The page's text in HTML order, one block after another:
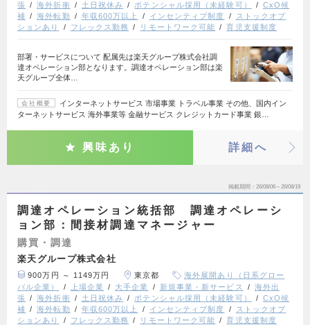
張
海外折衝 土日祝休み ポテンシャル採用（未経験可）
CxO候
補
海外転勤 年収600万以上 インセンティブ制度
ストックオプ
ションあり
フレックス勤務 リモートワーク可能 育児支援制度
部署・サービスについて 配属先は楽天グループ株式会社調
達オペレーション部となります。調達オペレーション部は楽
天グループ全体…
会社概要
インターネットサービス 市場事業 トラベル事業 その他、国内イン
ターネットサービス 海外事業等 金融サービス クレジットカード事業 銀…
興味あり 詳細へ
掲載期間 26/08/06～26/08/19
調達オペレーション統括部 調達オペレーシ
ョン部：間接材調達マネージャー
購買・調達
楽天グループ株式会社
900万円 ～ 1149万円 東京都
海外展開あり（日系グロー
バル企業）
上場企業 大手企業 新規事業・新サービス
海外出
張
海外折衝 土日祝休み ポテンシャル採用（未経験可）
CxO候
補
海外転勤 年収600万以上 インセンティブ制度
ストックオプ
ションあり
フレックス勤務 リモートワーク可能 育児支援制度